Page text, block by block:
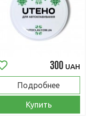
300 UAH
Подробнее
Купить